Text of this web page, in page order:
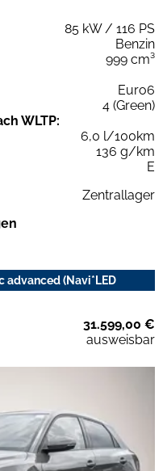
85 kW / 116 PS
Benzin
999 cm³
Euro6
4 (Green)
WLTP:
6,0 l/100km
136 g/km
E
Zentrallager
advanced (Navi*LED
31.599,00 €
ausweisbar